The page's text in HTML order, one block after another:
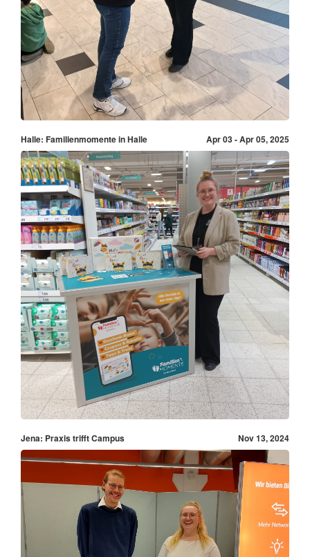
Halle: Familienmomente in Halle Apr 03 - Apr 05, 2025
Jena: Praxis trifft Campus Nov 13, 2024